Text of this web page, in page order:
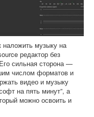
музыку на
редактор без
сильная сторона —
числом форматов и
видео и музыку
на пять минут”, а
можно освоить и